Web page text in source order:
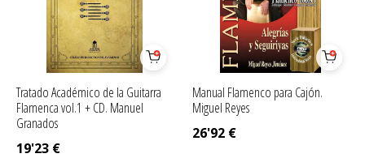
Tratado Académico de la Guitarra
Flamenca vol.1 + CD. Manuel
Granados
19'23 €
Manual Flamenco para Cajón.
Miguel Reyes
26'92 €